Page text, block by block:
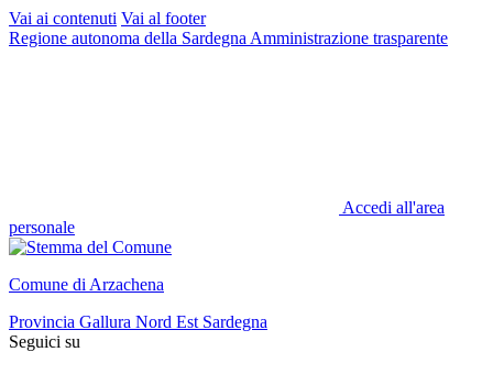
Vai ai contenuti Vai al footer
Regione autonoma della Sardegna Amministrazione trasparente
Accedi all'area
personale
Comune di Arzachena
Provincia Gallura Nord Est Sardegna
Seguici su